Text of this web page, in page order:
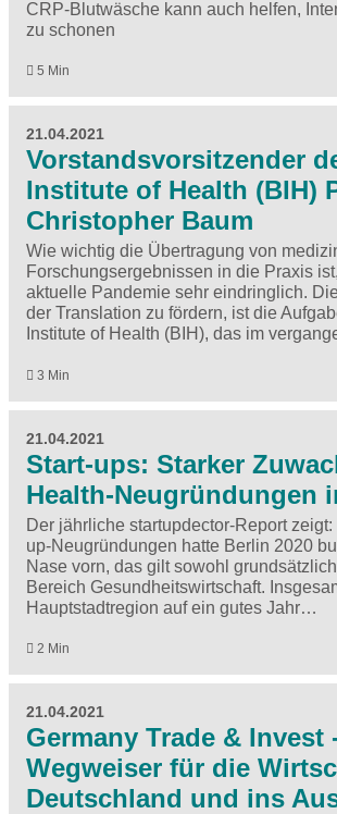
CRP-Blutwäsche kann auch helfen,
zu schonen
5 Min
21.04.2021
Vorstandsvorsitzender
Institute of Health (BIH)
Christopher Baum
Wie wichtig die Übertragung von
Forschungsergebnissen in die Praxis
aktuelle Pandemie sehr eindringlich.
der Translation zu fördern, ist die
Institute of Health (BIH), das im
3 Min
21.04.2021
Start-ups: Starker
Health-Neugründungen
Der jährliche startupdector-Report
up-Neugründungen hatte Berlin 2020
Nase vorn, das gilt sowohl
Bereich Gesundheitswirtschaft.
Hauptstadtregion auf ein gutes Jahr…
2 Min
21.04.2021
Germany Trade & Invest
Wegweiser für die
Deutschland und ins